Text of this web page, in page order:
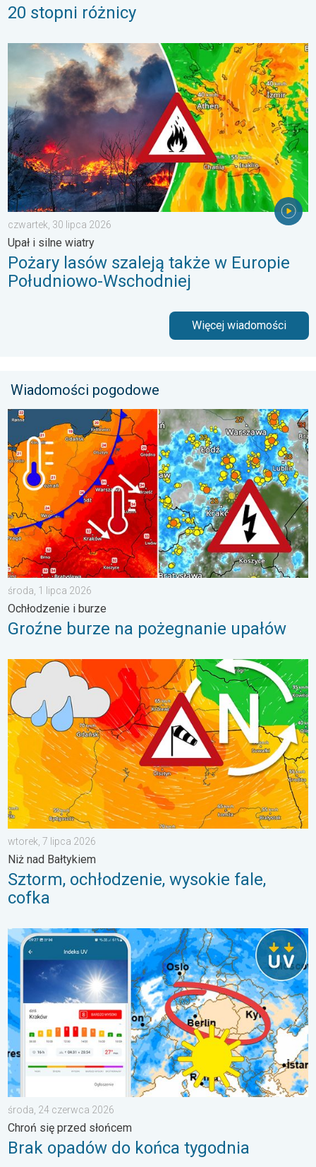
20 stopni różnicy
Pożary lasów szaleją także w Europie Południowo-
czwartek, 30 lipca 2026
Upał i silne wiatry
Pożary lasów szaleją także w Europie
Południowo-Wschodniej
Więcej wiadomości
Wiadomości pogodowe
Groźne burze na pożegnanie upałów. Ochłodzenie i burze. . .
środa, 1 lipca 2026
Ochłodzenie i burze
Groźne burze na pożegnanie upałów
Sztorm, ochłodzenie, wysokie fale, cofka. Niż nad Bałtykiem.
wtorek, 7 lipca 2026
Niż nad Bałtykiem
Sztorm, ochłodzenie, wysokie fale,
cofka
Brak opadów do końca tygodnia. Chroń się przed słońcem. .
środa, 24 czerwca 2026
Chroń się przed słońcem
Brak opadów do końca tygodnia